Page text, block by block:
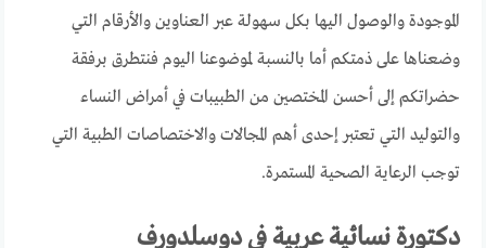
الموجودة والوصول اليها بكل سهولة عبر العناوين والأرقام التي
وضعناها على ذمتكم أما بالنسبة لموضوعنا اليوم فنتطرق برفقة
حضراتكم إلى أحسن المختصين من الطبيبات في أمراض النساء
والتوليد التي تعتبر إحدى أهم المجالات والاختصاصات الطبية التي
توجب الرعاية الصحية المستمرة.
دكتورة نسائية عربية في دوسلدورف